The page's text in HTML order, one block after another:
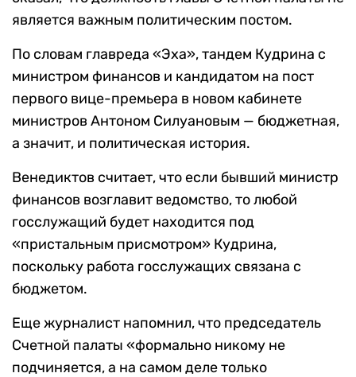
является важным политическим постом.
По словам главреда «Эха», тандем Кудрина с
министром финансов и кандидатом на пост
первого вице-премьера в новом кабинете
министров Антоном Силуановым — бюджетная,
а значит, и политическая история.
Венедиктов считает, что если бывший министр
финансов возглавит ведомство, то любой
госслужащий будет находится под
«пристальным присмотром» Кудрина,
поскольку работа госслужащих связана с
бюджетом.
Еще журналист напомнил, что председатель
Счетной палаты «формально никому не
подчиняется, а на самом деле только